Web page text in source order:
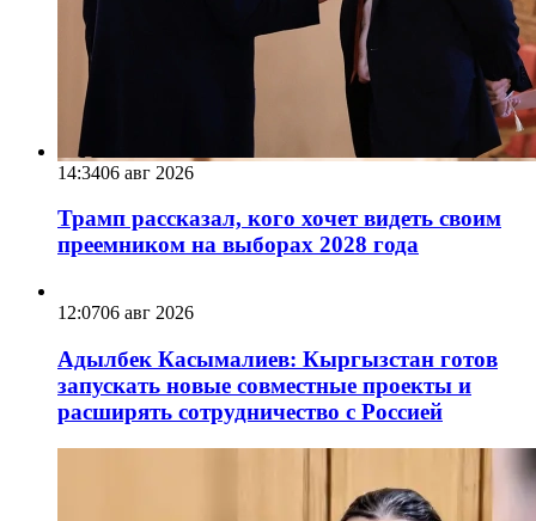
14:3406 авг 2026
Трамп рассказал, кого хочет видеть своим
преемником на выборах 2028 года
12:0706 авг 2026
Адылбек Касымалиев: Кыргызстан готов
запускать новые совместные проекты и
расширять сотрудничество с Россией